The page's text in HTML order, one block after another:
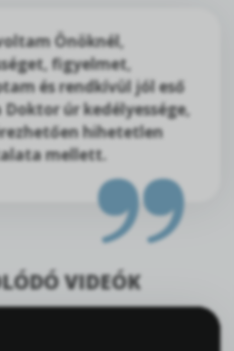
Önöknél,
figyelmet,
és rendkívül jól eső
úr kedélyessége,
hihetetlen
mellett.
VIDEÓK